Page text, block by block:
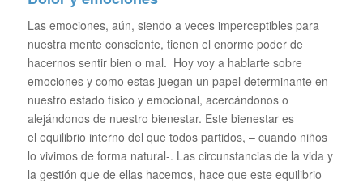
Las emociones, aún, siendo a veces imperceptibles para
nuestra mente consciente, tienen el enorme poder de
hacernos sentir bien o mal. Hoy voy a hablarte sobre
emociones y como estas juegan un papel determinante en
nuestro estado físico y emocional, acercándonos o
alejándonos de nuestro bienestar. Este bienestar es
el equilibrio interno del que todos partidos, – cuando niños
lo vivimos de forma natural-. Las circunstancias de la vida y
la gestión que de ellas hacemos, hace que este equilibrio